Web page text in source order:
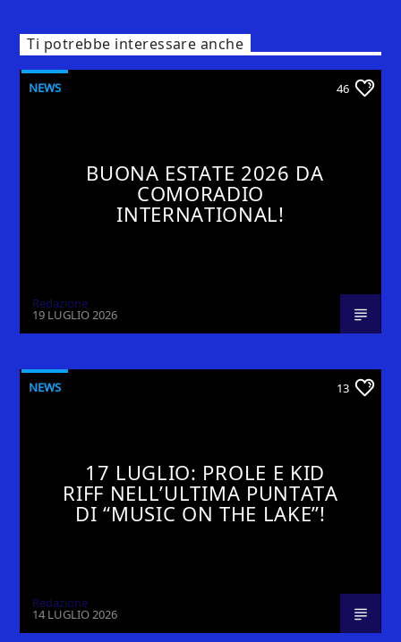
Ti potrebbe interessare anche
NEWS 46
BUONA ESTATE 2026 DA
COMORADIO
INTERNATIONAL!
Redazione
19 LUGLIO 2026
NEWS 13
17 LUGLIO: PROLE E KID
RIFF NELL’ULTIMA PUNTATA
DI “MUSIC ON THE LAKE”!
Redazione
14 LUGLIO 2026